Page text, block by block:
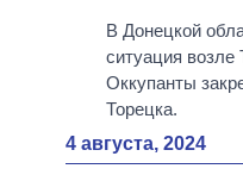
В Донецкой
ситуация
Оккупанты
Торецка.
4 августа, 2024